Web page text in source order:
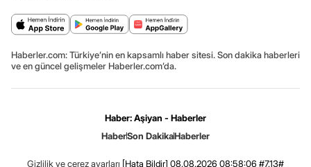
Haberler.com: Türkiye’nin en kapsamlı haber sitesi. Son dakika haberleri
ve en güncel gelişmeler Haberler.com’da.
Haber: Aşiyan - Haberler
HaberSon DakikaHaberler
Gizlilik ve çerez ayarları [Hata Bildir] 08.08.2026 08:58:06 #7.13#